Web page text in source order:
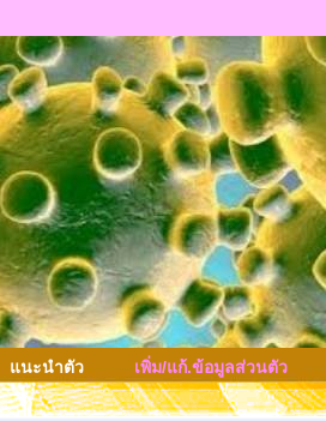
แนะนำตัว เพิ่ม/แก้.ข้อมูลส่วนตัว